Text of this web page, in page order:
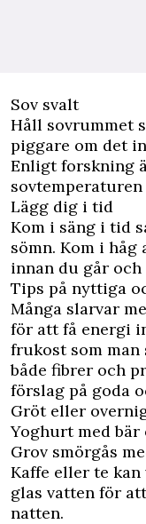
Sov svalt
Håll sovrummet
piggare om det
Enligt forskning
sovtemperaturen
Lägg dig i tid
Kom i säng i tid
sömn. Kom i håg
innan du går
Tips på nyttiga
Många slarvar
för att få energi
frukost som
både fibrer och
förslag på goda
Gröt eller
Yoghurt med bär
Grov smörgås
Kaffe eller te
glas vatten för
natten.